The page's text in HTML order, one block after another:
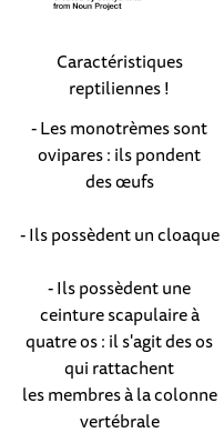
Caractéristiques
reptiliennes !
- Les monotrèmes sont
ovipares : ils pondent
des œufs
- Ils possèdent un cloaque
- Ils possèdent une
ceinture scapulaire à
quatre os : il s'agit des os
qui rattachent
les membres à la colonne
vertébrale